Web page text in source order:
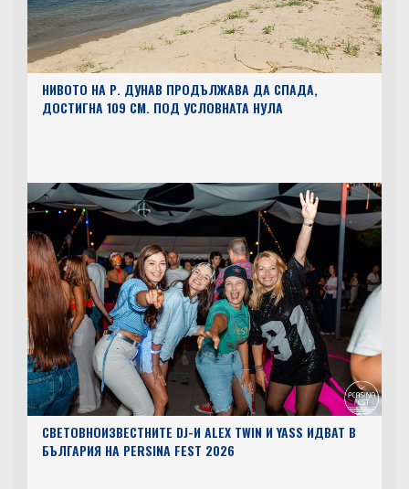
НИВОТО НА Р. ДУНАВ ПРОДЪЛЖАВА ДА СПАДА,
ДОСТИГНА 109 СМ. ПОД УСЛОВНАТА НУЛА
СВЕТОВНОИЗВЕСТНИТЕ DJ-И ALEX TWIN И YASS ИДВАТ В
БЪЛГАРИЯ НА PERSINA FEST 2026